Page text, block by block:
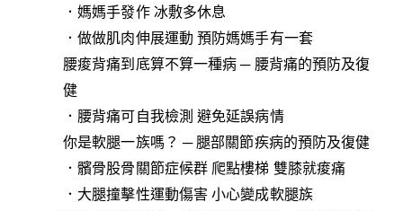
．媽媽手發作 冰敷多休息
．做做肌肉伸展運動 預防媽媽手有一套
腰痠背痛到底算不算一種病 ─ 腰背痛的預防及復
健
．腰背痛可自我檢測 避免延誤病情
你是軟腿一族嗎？ ─ 腿部關節疾病的預防及復健
．髕骨股骨關節症候群 爬點樓梯 雙膝就痠痛
．大腿撞擊性運動傷害 小心變成軟腿族